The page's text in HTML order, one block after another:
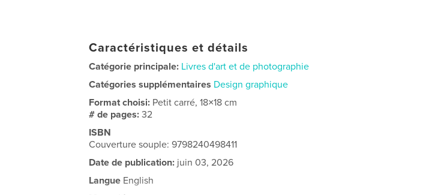
Caractéristiques et détails
Catégorie principale: Livres d'art et de photographie
Catégories supplémentaires Design graphique
Format choisi: Petit carré, 18×18 cm
# de pages:32
ISBN
Couverture souple: 9798240498411
Date de publication: juin 03, 2026
Langue English